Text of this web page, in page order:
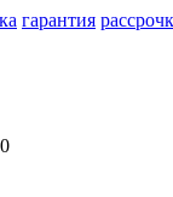
гарантия